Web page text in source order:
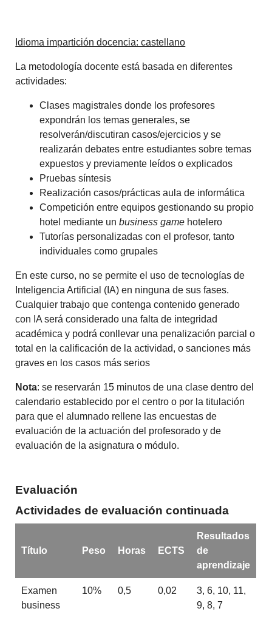
Idioma impartición docencia: castellano
La metodología docente está basada en diferentes
actividades:
Clases magistrales donde los profesores
expondrán los temas generales, se
resolverán/discutiran casos/ejercicios y se
realizarán debates entre estudiantes sobre temas
expuestos y previamente leídos o explicados
Pruebas síntesis
Realización casos/prácticas aula de informática
Competición entre equipos gestionando su propio
hotel mediante unbusiness game hotelero
Tutorías personalizadas con el profesor, tanto
individuales como grupales
En este curso, no se permite el uso de tecnologías de
Inteligencia Artificial (IA) en ninguna de sus fases.
Cualquier trabajo que contenga contenido generado
con IA será considerado una falta de integridad
académica y podrá conllevar una penalización parcial o
total en la calificación de la actividad, o sanciones más
graves en los casos más serios
Nota: se reservarán 15 minutos de una clase dentro del
calendario establecido por el centro o por la titulación
para que el alumnado rellene las encuestas de
evaluación de la actuación del profesorado y de
evaluación de la asignatura o módulo.
Evaluación
Actividades de evaluación continuada
Título Peso Horas ECTS
Resultados
de
aprendizaje
Examen
business
10% 0,5 0,02
3, 6, 10, 11,
9, 8, 7